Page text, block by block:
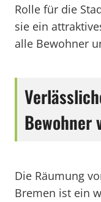
Rolle für die
sie ein
alle Bewohner
Bewohner
Die Räumung
Bremen ist ein